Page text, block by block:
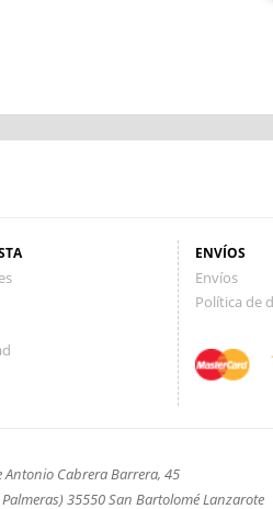
ENVÍOS
Envíos
Política de
Antonio Cabrera Barrera, 45
35550 San Bartolomé Lanzarote